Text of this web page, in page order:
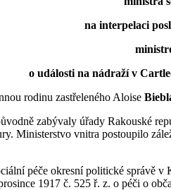
na interpelaci
o události na nádraží v
rodinu zastřeleného Aloise
zabývaly úřady Rakouské
Ministerstvo vnitra postoupilo
péče okresní politické
1917 č. 525 ř. z. o péči o